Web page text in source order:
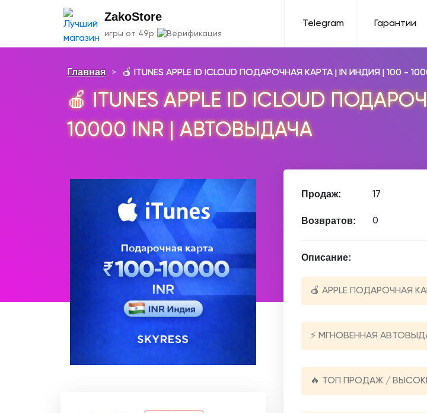
ZakoStore
игры от 49р
Telegram Гарантии
Главная > 🍎 ITUNES APPLE ID ICLOUD ПОДАРОЧНАЯ КАРТА | IN ИНДИЯ | 100 -
🍎 ITUNES APPLE ID ICLOUD
10000 INR | АВТОВЫДАЧА
Продаж: 17
Возвратов: 0
Описание:
🍎 APPLE ПОДАРОЧНАЯ
⚡️ МГНОВЕННАЯ
🔥 ТОП ПРОДАЖ /